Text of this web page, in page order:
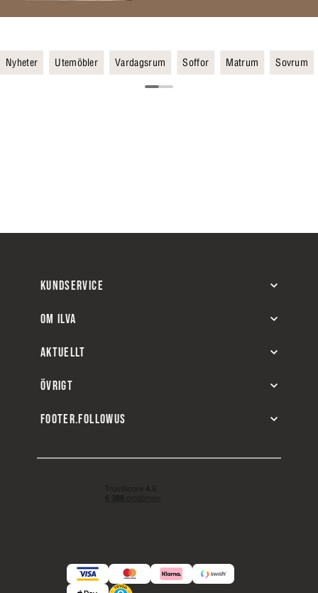
Nyheter Utemöbler Vardagsrum Soffor Matrum Sovrum
KUNDSERVICE
OM ILVA
AKTUELLT
ÖVRIGT
FOOTER.FOLLOWUS